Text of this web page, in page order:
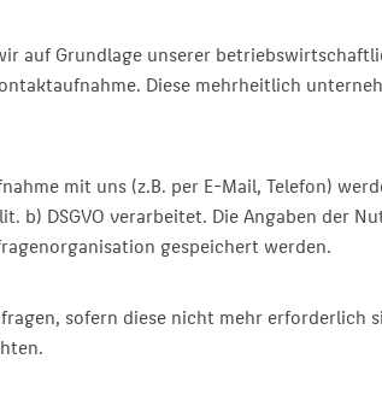
auf Grundlage unserer
Diese mehrheitlich
mit uns (z.B. per E-Mail, Telefon)
b) DSGVO verarbeitet. Die Angaben der
gespeichert werden.
sofern diese nicht mehr